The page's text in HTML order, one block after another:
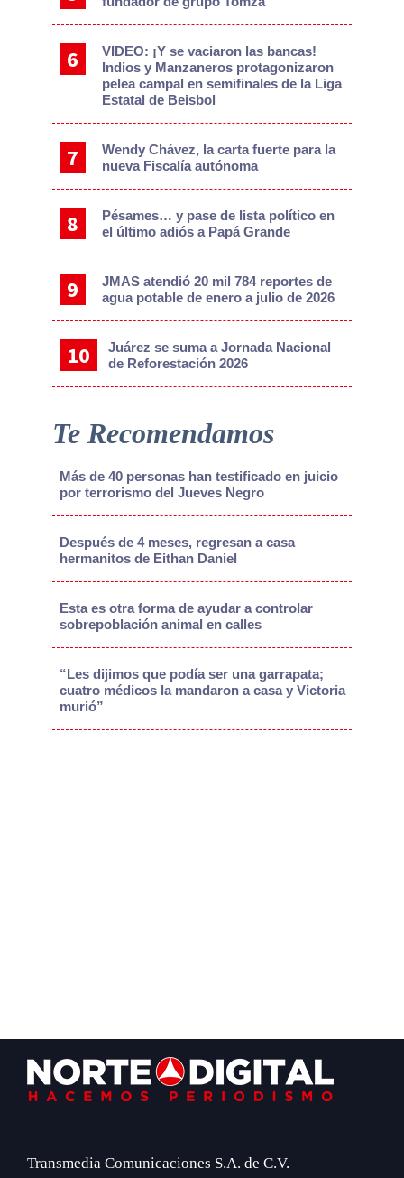
VIDEO: ¡Y se vaciaron las bancas!
Indios y Manzaneros protagonizaron
pelea campal en semifinales de la Liga
Estatal de Beisbol
Wendy Chávez, la carta fuerte para la
nueva Fiscalía autónoma
Pésames… y pase de lista político en
el último adiós a Papá Grande
JMAS atendió 20 mil 784 reportes de
agua potable de enero a julio de 2026
Juárez se suma a Jornada Nacional
de Reforestación 2026
Te Recomendamos
Más de 40 personas han testificado en juicio
por terrorismo del Jueves Negro
Después de 4 meses, regresan a casa
hermanitos de Eithan Daniel
Esta es otra forma de ayudar a controlar
sobrepoblación animal en calles
“Les dijimos que podía ser una garrapata;
cuatro médicos la mandaron a casa y Victoria
murió”
Footer
Transmedia Comunicaciones S.A. de C.V.